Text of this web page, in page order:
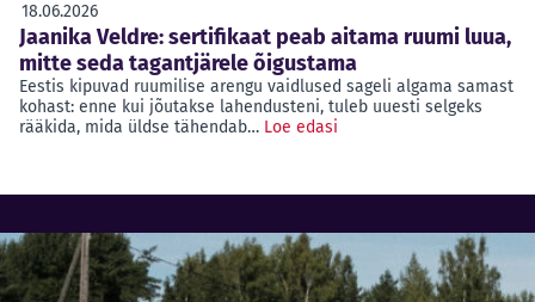
18.06.2026
Jaanika Veldre: sertifikaat peab aitama ruumi luua,
mitte seda tagantjärele õigustama
Eestis kipuvad ruumilise arengu vaidlused sageli algama samast
kohast: enne kui jõutakse lahendusteni, tuleb uuesti selgeks
rääkida, mida üldse tähendab… Loe edasi